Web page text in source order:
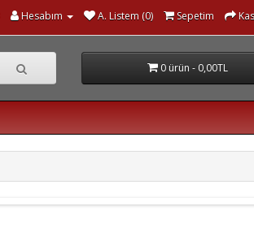
Hesabım A. Listem (0) Sepetim
0 ürün - 0,00TL